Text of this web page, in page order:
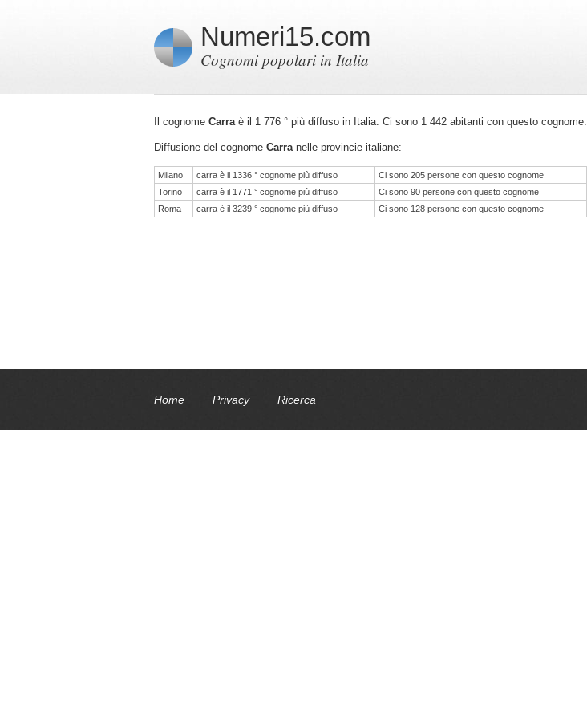
Numeri15.com
Cognomi popolari in Italia
Il cognome Carraè il 1 776 ° più diffuso in Italia. Ci sono 1 442 abitanti con questo cognome.
Diffusione del cognome Carranelle provincie italiane:
Milano carra è il 1336 ° cognome più diffuso
Ci sono 205 persone con questo cognome
Torino
carra è il 1771 ° cognome più diffuso
Ci sono 90 persone con questo cognome
Roma
carra è il 3239 ° cognome più diffuso Ci sono 128 persone con questo cognome
Home Privacy Ricerca